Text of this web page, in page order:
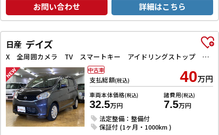
お問い合わせ 詳細はこちら
日産 デイズ
X 全周囲カメラ TV スマートキー アイドリングストップ 電動格納ミラー ベンチシート CVT 盗難防止システム ABS ミュージックプレイヤー接続可 衝突安全ボディ エアコン パワーステアリング
支払総額(税込) 40万円
車両本体価格(税込)
32.5万円
諸費用(税込)
7.5万円
法定整備：整備付
保証付 (1ヶ月・1000km )
中古車